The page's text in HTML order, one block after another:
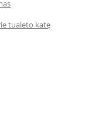
tualeto katę